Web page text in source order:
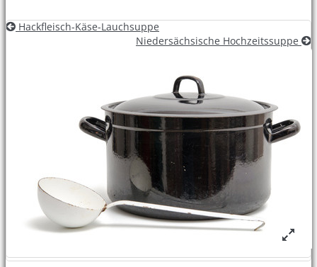
Hackfleisch-Käse-Lauchsuppe
Niedersächsische Hochzeitssuppe